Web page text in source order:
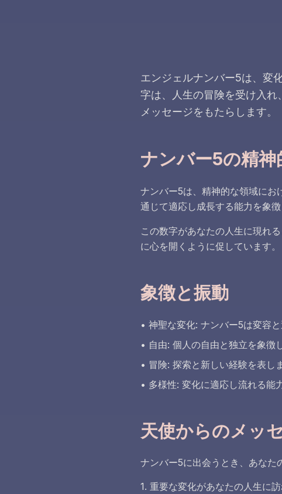
エンジェルナンバー5は、変
字は、人生の冒険を受け入
メッセージをもたらします。
ナンバー5の精神
ナンバー5は、精神的な領域にお
通じて適応し成長する能力を象徴
この数字があなたの人生に現れ
に心を開くように促しています。
象徴と振動
• 神聖な変化: ナンバー5は変容
• 自由: 個人の自由と独立を象徴
• 冒険: 探索と新しい経験を表し
• 多様性: 変化に適応し流れる能
天使からのメッ
ナンバー5に出会うとき、あなた
1. 重要な変化があなたの人生に